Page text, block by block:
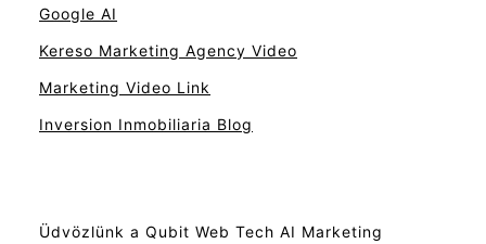
Google AI
Kereso Marketing Agency Video
Marketing Video Link
Inversion Inmobiliaria Blog
Üdvözlünk a Qubit Web Tech AI Marketing